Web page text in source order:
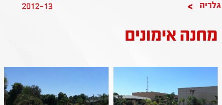
>
2012-13 גלריה
מחנה אימונים